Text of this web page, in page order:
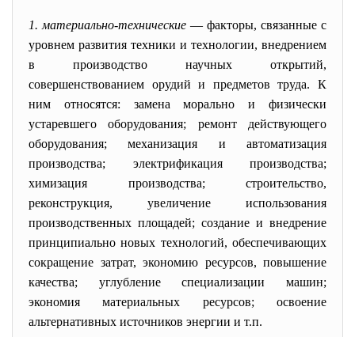
1. материально-технические — факторы, связанные с
уровнем развития техники и технологии, внедрением
в производство научных открытий,
совершенствованием орудий и предметов труда. К
ним относятся: замена морально и физически
устаревшего оборудования; ремонт действующего
оборудования; механизация и автоматизация
производства; электрификация производства;
химизация производства; строительство,
реконструкция, увеличение использования
производственных площадей; создание и внедрение
принципиально новых технологий, обеспечивающих
сокращение затрат, экономию ресурсов, повышение
качества; углубление специализации машин;
экономия материальных ресурсов; освоение
альтернативных источников энергии и т.п.